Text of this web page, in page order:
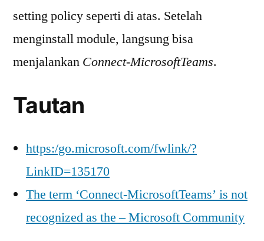
setting policy seperti di atas. Setelah
menginstall module, langsung bisa
menjalankan Connect-MicrosoftTeams.
Tautan
https:/go.microsoft.com/fwlink/?
LinkID=135170
The term ‘Connect-MicrosoftTeams’ is not
recognized as the – Microsoft Community